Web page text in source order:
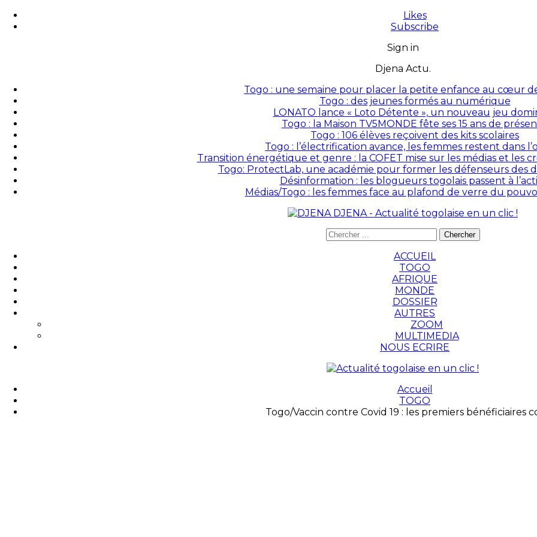
Likes
Subscribe
Sign in
Djena Actu.
Togo : une semaine pour placer la petite enfance au cœur
Togo : des jeunes formés au numérique
LONATO lance « Loto Détente », un nouveau jeu
Togo : la Maison TV5MONDE fête ses 15 ans de
Togo : 106 élèves reçoivent des kits scolaires
Togo : l’électrification avance, les femmes restent dans
Transition énergétique et genre : la COFET mise sur les médias et les
Togo: ProtectLab, une académie pour former les défenseurs des
Désinformation : les blogueurs togolais passent à
Médias/Togo : les femmes face au plafond de verre du
DJENA - Actualité togolaise en un clic !
ACCUEIL
TOGO
AFRIQUE
MONDE
DOSSIER
AUTRES
ZOOM
MULTIMEDIA
NOUS ECRIRE
Accueil
TOGO
Togo/Vaccin contre Covid 19 : les premiers bénéficiaires